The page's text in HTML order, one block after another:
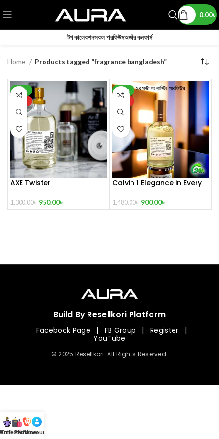
0.00৳
টপ কালেকশনসকল পারফিউমঅর্ডার কনফার্ম
Home Products tagged “fragrance bangladesh”
-27%
AXE Twister
1,300.00৳ 950.00৳
-39%
Calvin 1 Elegance in Every
1,480.00৳ 900.00৳
Build By Resellkori Platform
Facebook Page | FB Group | Register
|
YouTube
© 2025 Resellkori. All Rights Reserved.
mL Perfumes
Hotline
Account